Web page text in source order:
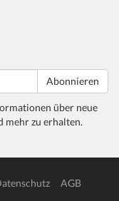
Abonnieren
über neue
mehr zu erhalten.
AGB